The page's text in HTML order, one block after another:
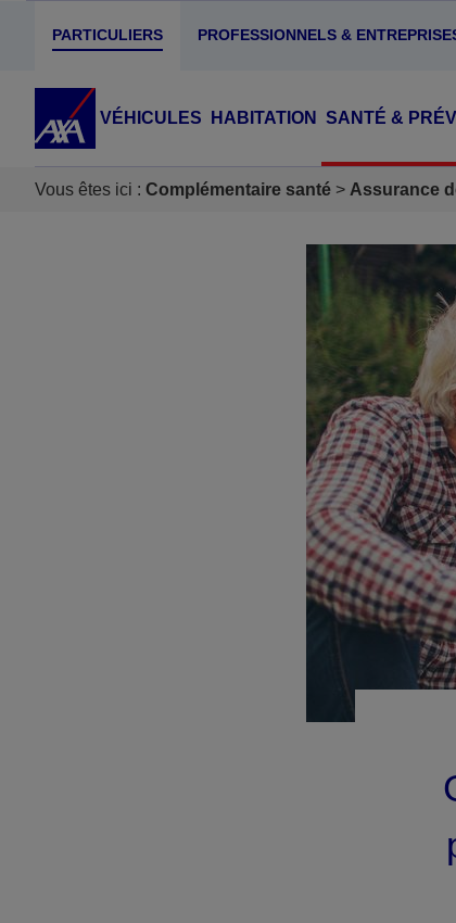
PARTICULIERS PROFESSIONNELS &
VÉHICULES HABITATION SANTÉ &
Vous êtes ici : Complémentaire santé Assurance